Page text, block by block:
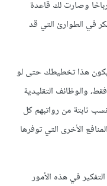
وصارت لك قاعدة
في الطوارئ التي قد
هذا تخطيطك حتى لو
والوظائف التقليدية
ثابتة من رواتبهم كل
الأخرى التي توفرها
في هذه الأمور